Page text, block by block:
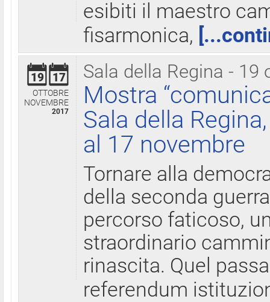
esibiti il maestro
fisarmonica,
Sala della Regina - 19
19 17
OTTOBRE
NOVEMBRE
2017
Mostra
Sala della
al 17 novembre
Tornare alla
della seconda
percorso faticoso,
straordinario
rinascita. Quel
referendum